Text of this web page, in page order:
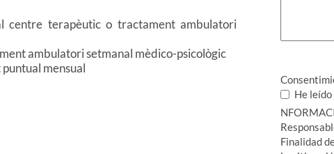
centre terapèutic o tractament ambulatori
ambulatori setmanal mèdico-psicològic
mensual
He
Finalidad